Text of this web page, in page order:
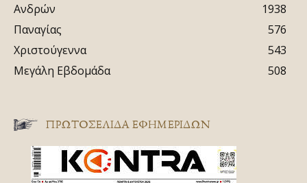
Ανδρών
1938
Παναγίας
576
Χριστούγεννα
543
Μεγάλη Εβδομάδα
508
ΠΡΩΤΟΣΈΛΙΔΑ ΕΦΗΜΕΡΊΔΩΝ